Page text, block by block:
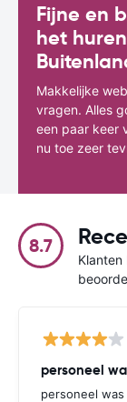
Fijne en
het
Makkelijke
vragen. Alles
een paar keer
nu toe zeer
8.7
personeel
personeel